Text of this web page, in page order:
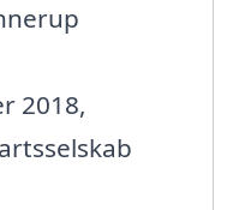
2018,